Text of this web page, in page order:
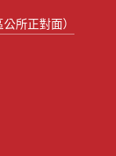
所正對面）